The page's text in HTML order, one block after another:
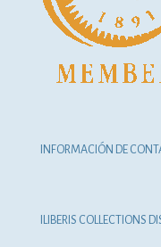
INFORMACIÓN DE
ILIBERIS COLLECTIONS